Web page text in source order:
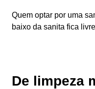
Quem optar por uma
baixo da sanita fica
De limpeza